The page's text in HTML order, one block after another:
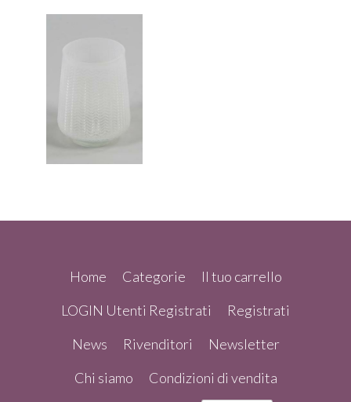
Home Categorie
Il tuo carrello
LOGIN Utenti Registrati
Registrati
News
Rivenditori
Newsletter
Chi siamo
Condizioni di vendita